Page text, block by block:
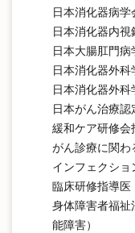
日本消化器病
日本消化器内
日本大腸肛門
日本消化器外科
日本消化器外
日本がん治療
緩和ケア研修会
がん診療に関わ
インフェクショ
臨床研修指導医
身体障害者福祉
能障害）